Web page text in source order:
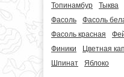
Топинамбур
Тыква
Фасоль
Фасоль
Фасоль красная
Финики
Цветная
Шпинат
Яблоко